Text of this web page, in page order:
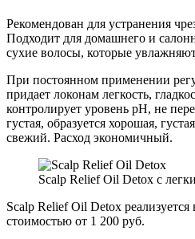
Рекомендован для устранения
Подходит для домашнего и
сухие волосы, которые
При постоянном применении
придает локонам легкость,
контролирует уровень рН, не
густая, образуется хорошая,
свежий. Расход экономичный.
Scalp Relief Oil Detox с
Scalp Relief Oil Detox
стоимостью от 1 200 руб.